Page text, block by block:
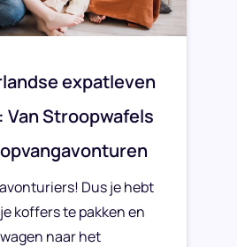
expatleven
Van Stroopwafels
Dus je hebt
koffers te pakken en
naar het